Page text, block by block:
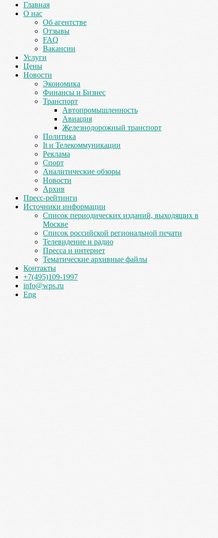
Главная
О нас
Об агентстве
Отзывы
FAQ
Вакансии
Услуги
Цены
Новости
Экономика
Финансы и Бизнес
Транспорт
Автопромышленность
Авиация
Железнодорожный транспорт
Политика
It и Телекоммуникации
Реклама
Спорт
Аналитические обзоры
Новости
Архив
Пресс-рейтинги
Источники информации
Список периодических изданий, выходящих в
Москве
Список российской региональной печати
Телевидение и радио
Пресса и интернет
Тематические архивные файлы
Контакты
+7(495)109-1997
info@wps.ru
Eng